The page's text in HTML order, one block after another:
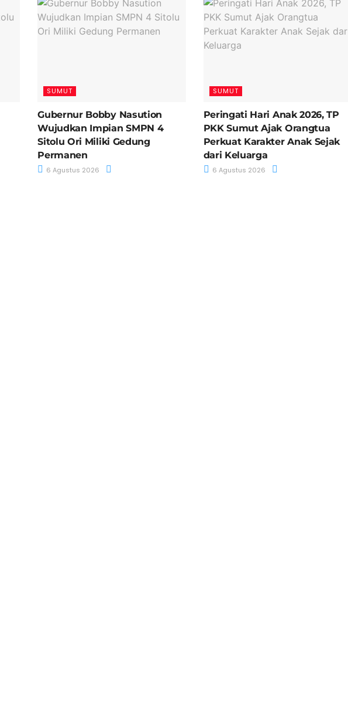
SUMUT
Gubernur Bobby Nasution
Wujudkan Impian SMPN 4
Sitolu Ori Miliki Gedung
Permanen
6 Agustus 2026
SUMUT
Peringati Hari Anak 2026, TP
PKK Sumut Ajak Orangtua
Perkuat Karakter Anak Sejak
dari Keluarga
6 Agustus 2026